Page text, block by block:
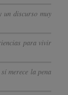
un discurso muy
para vivir
merece la pena